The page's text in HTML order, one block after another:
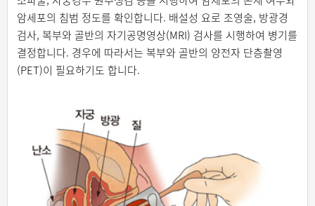
암세포의 침범 정도를 확인합니다. 배설성 요로 조영술, 방광경
검사, 복부와 골반의 자기공명영상(MRI) 검사를 시행하여 병기를
결정합니다. 경우에 따라서는 복부와 골반의 양전자 단층촬영
(PET)이 필요하기도 합니다.